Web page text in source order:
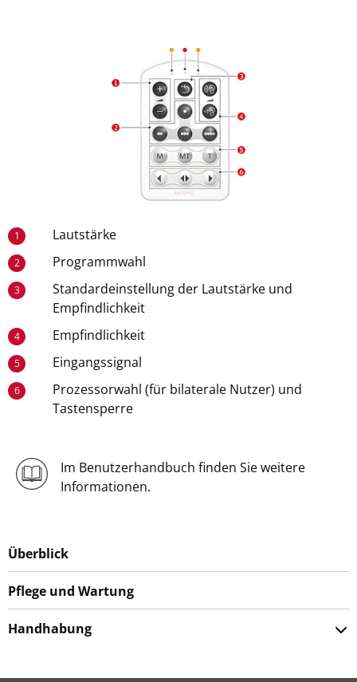
1 Lautstärke
2 Programmwahl
3
Standardeinstellung der Lautstärke und
Empfindlichkeit
4 Empfindlichkeit
5 Eingangssignal
6
Prozessorwahl (für bilaterale Nutzer) und
Tastensperre
Im Benutzerhandbuch finden Sie weitere
Informationen.
Überblick
Pflege und Wartung
Handhabung